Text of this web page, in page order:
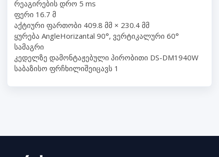
რეაგირების დრო 5 ms
ფერი 16.7 მ
აქტიური ფართობი 409.8 მმ × 230.4 მმ
ყურება AngleHorizantal 90°, ვერტიკალური 60°
სამაგრი
კედელზე დამონტაჟებული პირობითი DS-DM1940W
საბაზისო ფრჩხილიშეიცავს 1